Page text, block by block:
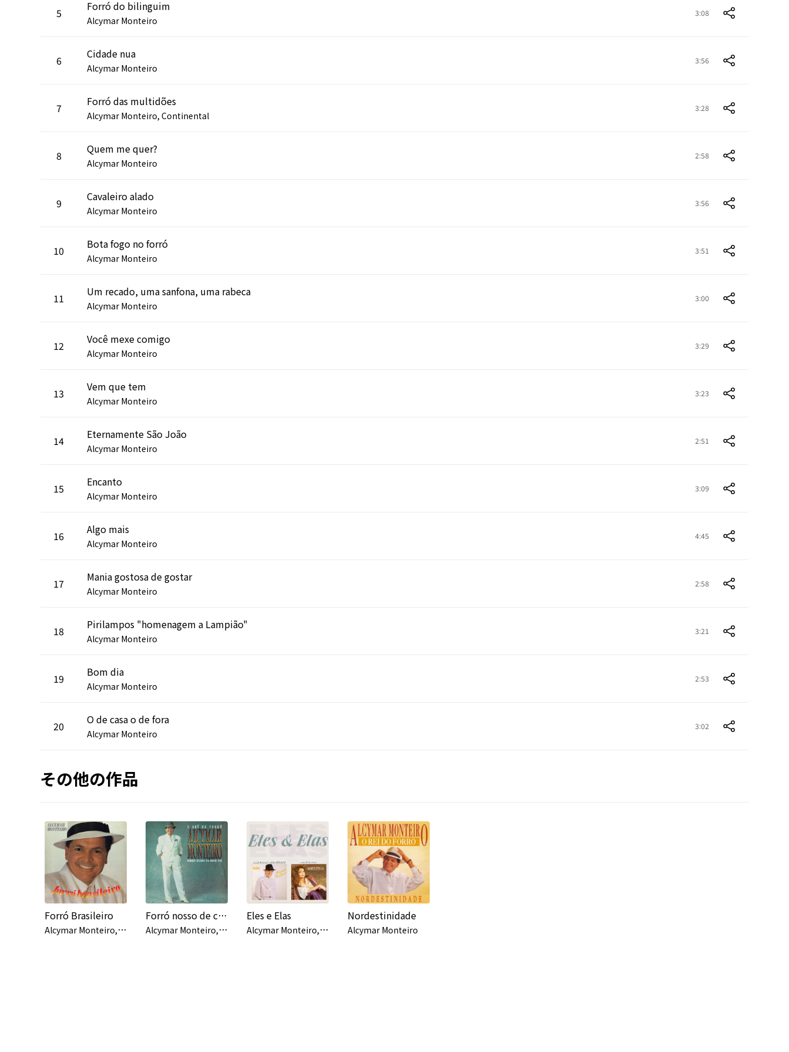
5 Forró do bilinguim
Alcymar Monteiro
3:08
6 Cidade nua
Alcymar Monteiro
3:56
7 Forró das multidões
Alcymar Monteiro, Continental
3:28
8 Quem me quer?
Alcymar Monteiro
2:58
9 Cavaleiro alado
Alcymar Monteiro
3:56
10 Bota fogo no forró
Alcymar Monteiro
3:51
11 Um recado, uma sanfona, uma rabeca
Alcymar Monteiro
3:00
12 Você mexe comigo
Alcymar Monteiro
3:29
13 Vem que tem
Alcymar Monteiro
3:23
14 Eternamente São João
Alcymar Monteiro
2:51
15 Encanto
Alcymar Monteiro
3:09
16 Algo mais
Alcymar Monteiro
4:45
17 Mania gostosa de gostar
Alcymar Monteiro
2:58
18 Pirilampos "homenagem a Lampião"
Alcymar Monteiro
3:21
19 Bom dia
Alcymar Monteiro
2:53
20 O de casa o de fora
Alcymar Monteiro
3:02
その他の作品
Forró Brasileiro
A
lcymar Monteiro, Continental
Forró nosso de cada dia
A
lcymar Monteiro, Continental
Eles e Elas
A
lcymar Monteiro, Amelinha
Nordestinidade
Alcymar Monteiro